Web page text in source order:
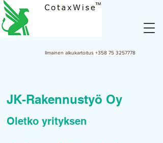
Ilmainen alkukartoitus +358 75 3257778
JK-Rakennustyö Oy
Oletko yrityksen